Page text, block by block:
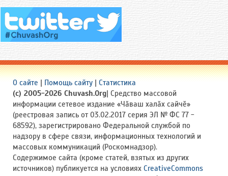
О сайте | Помощь сайту | Статистика
(c) 2005-2026 Chuvash.Org| Средство массовой
информации сетевое издание «Чӑваш халӑх сайчӗ»
(реестровая запись от 03.02.2017 серия ЭЛ № ФС 77 -
68592), зарегистрировано Федеральной службой по
надзору в сфере связи, информационных технологий и
массовых коммуникаций (Роскомнадзор).
Содержимое сайта (кроме статей, взятых из других
источников) публикуется на условиях CreativeCommons